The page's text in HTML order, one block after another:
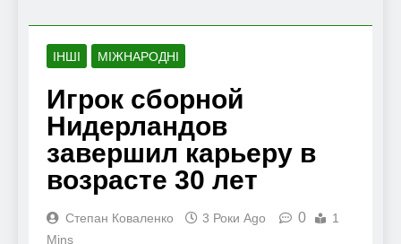
ІНШІ МІЖНАРОДНІ
Игрок сборной
Нидерландов
завершил карьеру в
возрасте 30 лет
Степан Коваленко 3 Роки Ago 0
1
Mins